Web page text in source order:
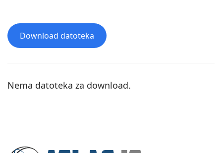
Download datoteka
Nema datoteka za download.